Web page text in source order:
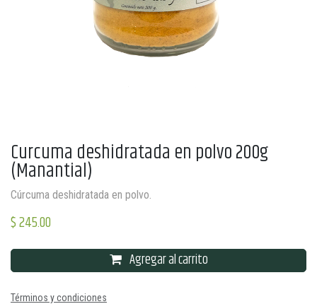
Curcuma deshidratada en polvo 200g
(Manantial)
Cúrcuma deshidratada en polvo.
$245.00
Agregar al carrito
Términos y condiciones